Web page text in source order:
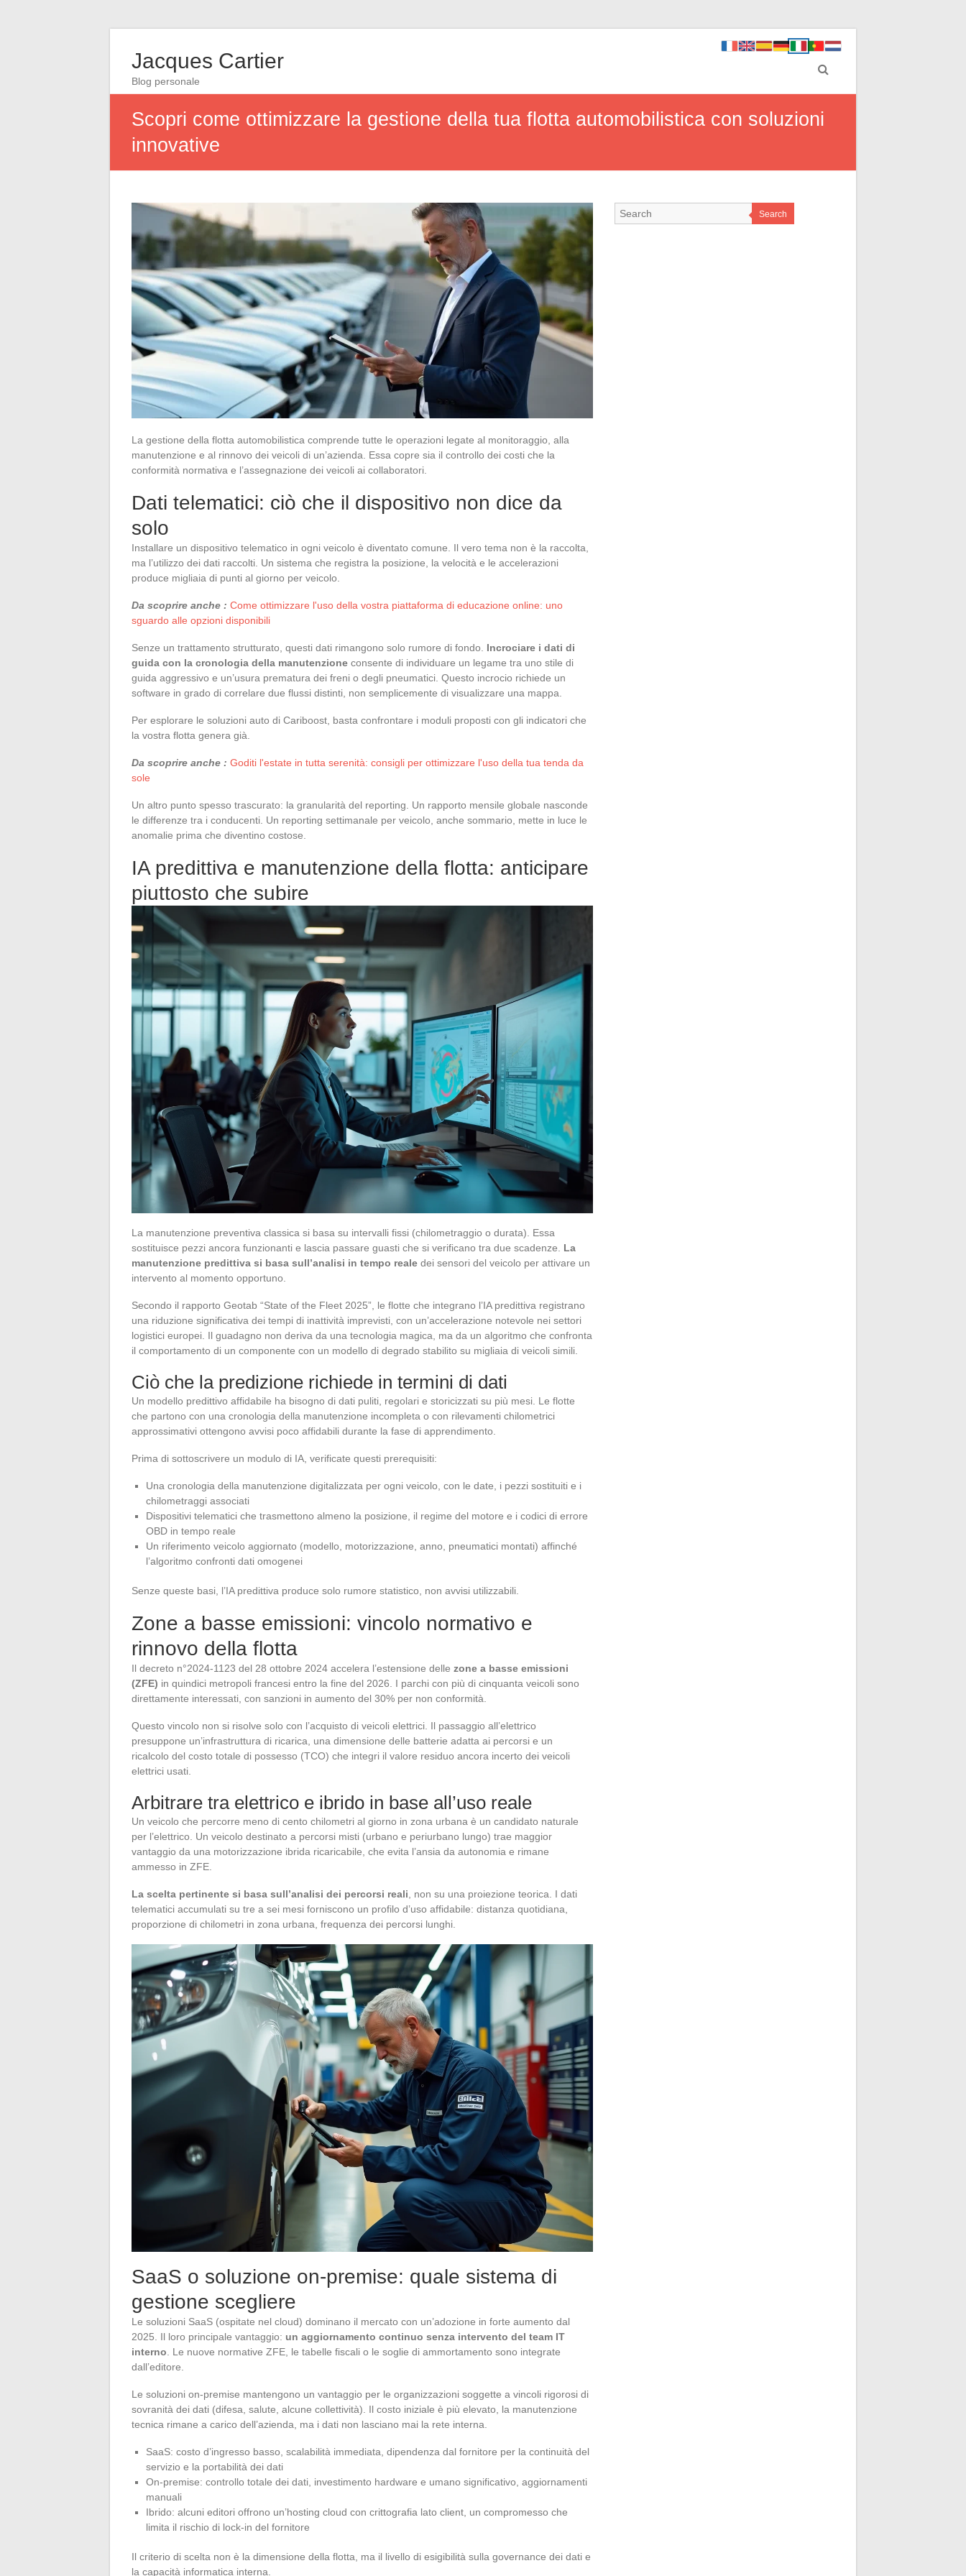
Jacques Cartier
Blog personale
Scopri come ottimizzare la gestione della tua flotta automobilistica con soluzioni
innovative
La gestione della flotta automobilistica comprende tutte le operazioni legate al monitoraggio, alla
manutenzione e al rinnovo dei veicoli di un’azienda. Essa copre sia il controllo dei costi che la
conformità normativa e l’assegnazione dei veicoli ai collaboratori.
Dati telematici: ciò che il dispositivo non dice da
solo
Installare un dispositivo telematico in ogni veicolo è diventato comune. Il vero tema non è la raccolta,
ma l’utilizzo dei dati raccolti. Un sistema che registra la posizione, la velocità e le accelerazioni
produce migliaia di punti al giorno per veicolo.
Da scoprire anche : Come ottimizzare l'uso della vostra piattaforma di educazione online: uno
sguardo alle opzioni disponibili
Senze un trattamento strutturato, questi dati rimangono solo rumore di fondo. Incrociare i dati di
guida con la cronologia della manutenzione consente di individuare un legame tra uno stile di
guida aggressivo e un’usura prematura dei freni o degli pneumatici. Questo incrocio richiede un
software in grado di correlare due flussi distinti, non semplicemente di visualizzare una mappa.
Per esplorare le soluzioni auto di Cariboost, basta confrontare i moduli proposti con gli indicatori che
la vostra flotta genera già.
Da scoprire anche : Goditi l'estate in tutta serenità: consigli per ottimizzare l'uso della tua tenda da
sole
Un altro punto spesso trascurato: la granularità del reporting. Un rapporto mensile globale nasconde
le differenze tra i conducenti. Un reporting settimanale per veicolo, anche sommario, mette in luce le
anomalie prima che diventino costose.
IA predittiva e manutenzione della flotta: anticipare
piuttosto che subire
La manutenzione preventiva classica si basa su intervalli fissi (chilometraggio o durata). Essa
sostituisce pezzi ancora funzionanti e lascia passare guasti che si verificano tra due scadenze. La
manutenzione predittiva si basa sull’analisi in tempo reale dei sensori del veicolo per attivare un
intervento al momento opportuno.
Secondo il rapporto Geotab “State of the Fleet 2025”, le flotte che integrano l’IA predittiva registrano
una riduzione significativa dei tempi di inattività imprevisti, con un’accelerazione notevole nei settori
logistici europei. Il guadagno non deriva da una tecnologia magica, ma da un algoritmo che confronta
il comportamento di un componente con un modello di degrado stabilito su migliaia di veicoli simili.
Ciò che la predizione richiede in termini di dati
Un modello predittivo affidabile ha bisogno di dati puliti, regolari e storicizzati su più mesi. Le flotte
che partono con una cronologia della manutenzione incompleta o con rilevamenti chilometrici
approssimativi ottengono avvisi poco affidabili durante la fase di apprendimento.
Prima di sottoscrivere un modulo di IA, verificate questi prerequisiti:
Una cronologia della manutenzione digitalizzata per ogni veicolo, con le date, i pezzi sostituiti e i
chilometraggi associati
Dispositivi telematici che trasmettono almeno la posizione, il regime del motore e i codici di errore
OBD in tempo reale
Un riferimento veicolo aggiornato (modello, motorizzazione, anno, pneumatici montati) affinché
l’algoritmo confronti dati omogenei
Senze queste basi, l’IA predittiva produce solo rumore statistico, non avvisi utilizzabili.
Zone a basse emissioni: vincolo normativo e
rinnovo della flotta
Il decreto n°2024-1123 del 28 ottobre 2024 accelera l’estensione delle zone a basse emissioni
(ZFE) in quindici metropoli francesi entro la fine del 2026. I parchi con più di cinquanta veicoli sono
direttamente interessati, con sanzioni in aumento del 30% per non conformità.
Questo vincolo non si risolve solo con l’acquisto di veicoli elettrici. Il passaggio all’elettrico
presuppone un’infrastruttura di ricarica, una dimensione delle batterie adatta ai percorsi e un
ricalcolo del costo totale di possesso (TCO) che integri il valore residuo ancora incerto dei veicoli
elettrici usati.
Arbitrare tra elettrico e ibrido in base all’uso reale
Un veicolo che percorre meno di cento chilometri al giorno in zona urbana è un candidato naturale
per l’elettrico. Un veicolo destinato a percorsi misti (urbano e periurbano lungo) trae maggior
vantaggio da una motorizzazione ibrida ricaricabile, che evita l’ansia da autonomia e rimane
ammesso in ZFE.
La scelta pertinente si basa sull’analisi dei percorsi reali , non su una proiezione teorica. I dati
telematici accumulati su tre a sei mesi forniscono un profilo d’uso affidabile: distanza quotidiana,
proporzione di chilometri in zona urbana, frequenza dei percorsi lunghi.
SaaS o soluzione on-premise: quale sistema di
gestione scegliere
Le soluzioni SaaS (ospitate nel cloud) dominano il mercato con un’adozione in forte aumento dal
2025. Il loro principale vantaggio: un aggiornamento continuo senza intervento del team IT
interno . Le nuove normative ZFE, le tabelle fiscali o le soglie di ammortamento sono integrate
dall’editore.
Le soluzioni on-premise mantengono un vantaggio per le organizzazioni soggette a vincoli rigorosi di
sovranità dei dati (difesa, salute, alcune collettività). Il costo iniziale è più elevato, la manutenzione
tecnica rimane a carico dell’azienda, ma i dati non lasciano mai la rete interna.
SaaS: costo d’ingresso basso, scalabilità immediata, dipendenza dal fornitore per la continuità del
servizio e la portabilità dei dati
On-premise: controllo totale dei dati, investimento hardware e umano significativo, aggiornamenti
manuali
Ibrido: alcuni editori offrono un’hosting cloud con crittografia lato client, un compromesso che
limita il rischio di lock-in del fornitore
Il criterio di scelta non è la dimensione della flotta, ma il livello di esigibilità sulla governance dei dati e
la capacità informatica interna.
Search